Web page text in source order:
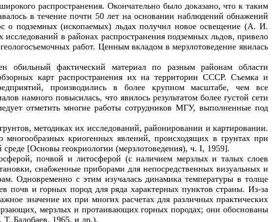
распространения. Окончательно было доказано, что к таким
в течение почти 50 лет на основании наблюдений обнажений
о подземных (ископаемых) льдах получил новое освещение (А. И.
в районах распространения подземных льдов, привело
работ. Ценным вкладом в мерзлотоведение явилась
обильный фактический материал по разным районам области
карт распространения их на территории СССР. Съемка и
производились в более крупном масштабе, чем все
намного повысилась, что явилось результатом более густой сети
отметить многие работы сотрудников МГУ, выполненные под
методиках их исследований, районировании и картировании.
криогенных явлений, происходящих в грунтах при
[Основы геокриологии (мерзлотоведения), ч. I, 1959].
почвой и литосферой (с наличием мерзлых и талых слоев
снабженные приборами для непосредственных визуальных и
Одновременно с этим изучалась динамика температуры в толще
почв и горных пород для ряда характерных пунктов страны. Из-за
значение их при многих расчетах для различных практических
мерзлых и протаивающих горных породах; они обоснованы
Балобаев, 1965, и др.).